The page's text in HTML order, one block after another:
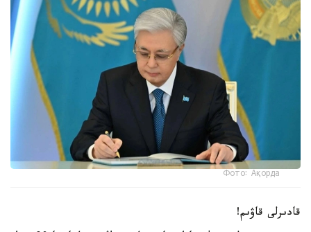
Фото: Ақорда
قادىرلى قاۋىم!